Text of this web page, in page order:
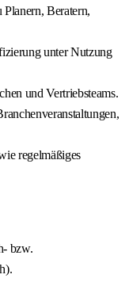
Beratern,
unter Nutzung
und Vertriebsteams.
regelmäßiges
bzw.